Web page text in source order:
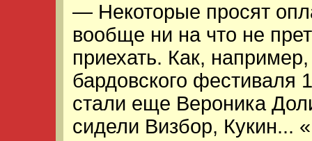
— Некоторые просят
вообще ни на что не
приехать. Как,
бардовского фестиваля
стали еще Вероника
сидели Визбор, Кукин...